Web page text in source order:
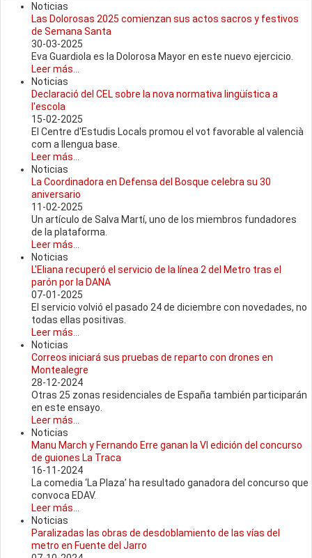
Noticias
Las Dolorosas 2025 comienzan sus actos sacros y festivos
de Semana Santa
30-03-2025
Eva Guardiola es la Dolorosa Mayor en este nuevo ejercicio.
Leer más...
Noticias
Declaració del CEL sobre la nova normativa lingüística a
l'escola
15-02-2025
El Centre d'Estudis Locals promou el vot favorable al valencià
com a llengua base.
Leer más...
Noticias
La Coordinadora en Defensa del Bosque celebra su 30
aniversario
11-02-2025
Un artículo de Salva Martí, uno de los miembros fundadores
de la plataforma.
Leer más...
Noticias
L'Eliana recuperó el servicio de la línea 2 del Metro tras el
parón por la DANA
07-01-2025
El servicio volvió el pasado 24 de diciembre con novedades, no
todas ellas positivas.
Leer más...
Noticias
Correos iniciará sus pruebas de reparto con drones en
Montealegre
28-12-2024
Otras 25 zonas residenciales de España también participarán
en este ensayo.
Leer más...
Noticias
Manu March y Fernando Erre ganan la VI edición del concurso
de guiones La Traca
16-11-2024
La comedia ‘La Plaza’ ha resultado ganadora del concurso que
convoca EDAV.
Leer más...
Noticias
Paralizadas las obras de desdoblamiento de las vías del
metro en Fuente del Jarro